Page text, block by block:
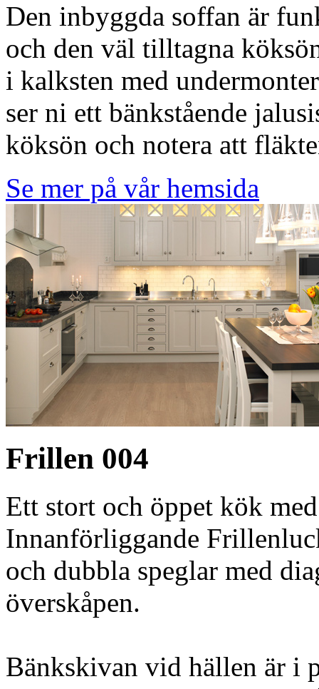
Den inbyggda soffan är
och den väl tilltagna
i kalksten med
ser ni ett bänkstående
köksön och notera att
Se mer på vår hemsida
Frillen 004
Ett stort och öppet kök
Innanförliggande
och dubbla speglar med
överskåpen.
Bänkskivan vid hällen är i